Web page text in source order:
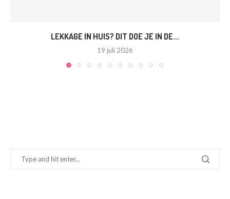
LEKKAGE IN HUIS? DIT DOE JE IN DE...
19 juli 2026